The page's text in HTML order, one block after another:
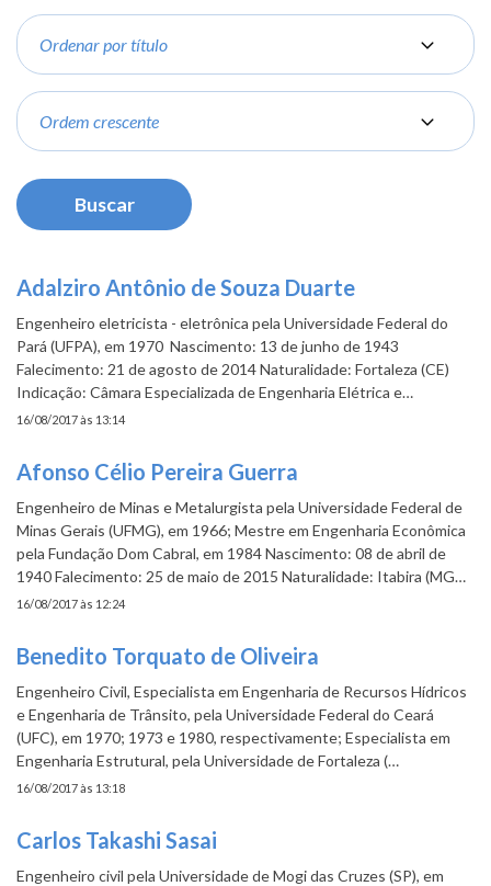
Ordenar
por
Order
Adalziro Antônio de Souza Duarte
Engenheiro eletricista - eletrônica pela Universidade Federal do
Pará (UFPA), em 1970 Nascimento: 13 de junho de 1943
Falecimento: 21 de agosto de 2014 Naturalidade: Fortaleza (CE)
Indicação: Câmara Especializada de Engenharia Elétrica e…
16/08/2017 às 13:14
Afonso Célio Pereira Guerra
Engenheiro de Minas e Metalurgista pela Universidade Federal de
Minas Gerais (UFMG), em 1966; Mestre em Engenharia Econômica
pela Fundação Dom Cabral, em 1984 Nascimento: 08 de abril de
1940 Falecimento: 25 de maio de 2015 Naturalidade: Itabira (MG…
16/08/2017 às 12:24
Benedito Torquato de Oliveira
Engenheiro Civil, Especialista em Engenharia de Recursos Hídricos
e Engenharia de Trânsito, pela Universidade Federal do Ceará
(UFC), em 1970; 1973 e 1980, respectivamente; Especialista em
Engenharia Estrutural, pela Universidade de Fortaleza (…
16/08/2017 às 13:18
Carlos Takashi Sasai
Engenheiro civil pela Universidade de Mogi das Cruzes (SP), em